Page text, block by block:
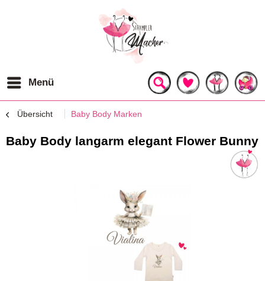
Menü
Übersicht Baby Body Marken
Baby Body langarm elegant Flower Bunny